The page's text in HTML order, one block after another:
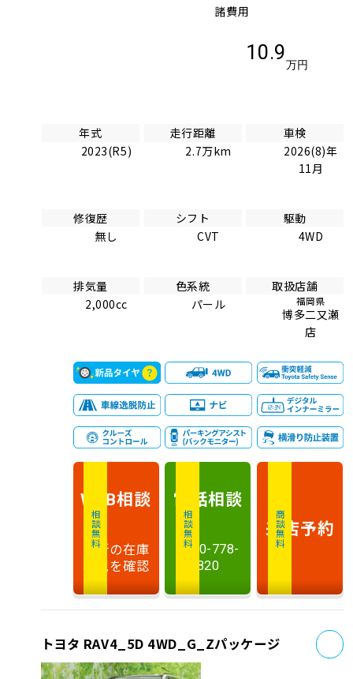
諸費用
10.9
万円
年式
2023(R5)
走行距離
2.7万km
車検
2026(8)年
11月
修復歴
無し
シフト
CVT
駆動
4WD
排気量
2,000cc
色系統
パール
取扱店舗
福岡県
博多二又瀬
店
相談無料
WEB相談
最新の在庫
状況を確認
相談無料
電話相談
0120-778-
820
商談無料
来店予約
トヨタ RAV4_5D 4WD_G_Zパッケージ